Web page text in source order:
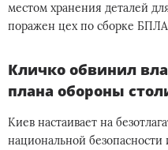
местом хранения деталей
поражен цех по сборке
Кличко обвинил
плана обороны
Киев настаивает на
национальной